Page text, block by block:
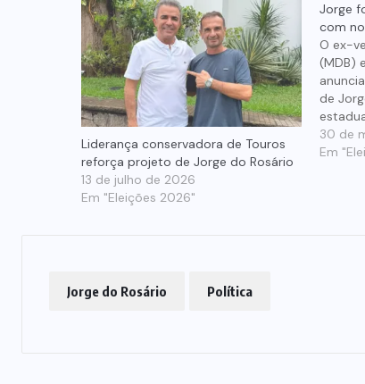
Liderança conservadora de Touros
reforça projeto de Jorge do Rosário
13 de julho de 2026
Em "Eleições 2026"
Jorge
com
O ex-
(MDB)
de
projeto
Oeste
30 de
Em
Jorge do Rosário Política